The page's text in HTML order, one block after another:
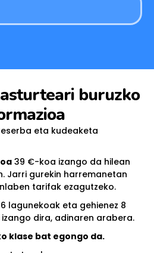
buruzko
eta kudeaketa
39 €-koa izango da hilean
Jarri gurekin harremanetan
tarifak ezagutzeko.
lagunekoak eta gehienez 8
dira, adinaren arabera.
klase bat egongo da.